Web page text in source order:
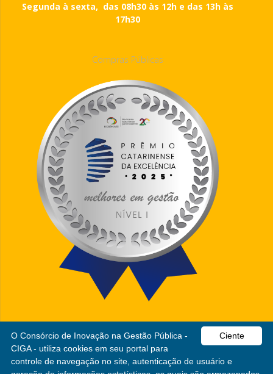
Segunda à sexta, das 08h30 às 12h e das 13h às
17h30
Compras Públicas
CIGA
Ciente
O Consórcio de Inovação na Gestão Pública -
CIGA - utiliza cookies em seu portal para
controle de navegação no site, autenticação de usuário e